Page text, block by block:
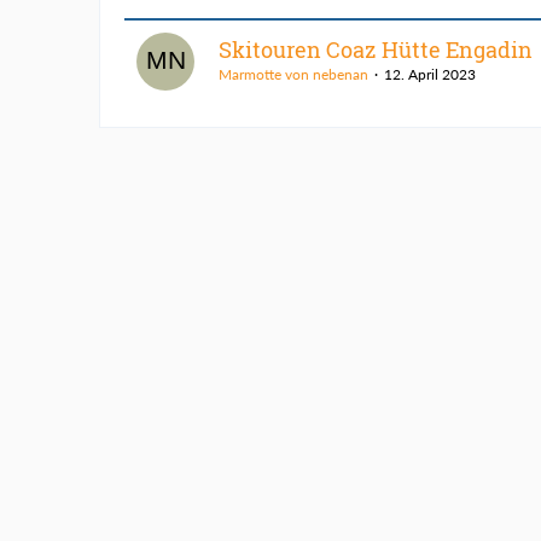
Skitouren Coaz Hütte Engadin
Marmotte von nebenan 12. April 2023